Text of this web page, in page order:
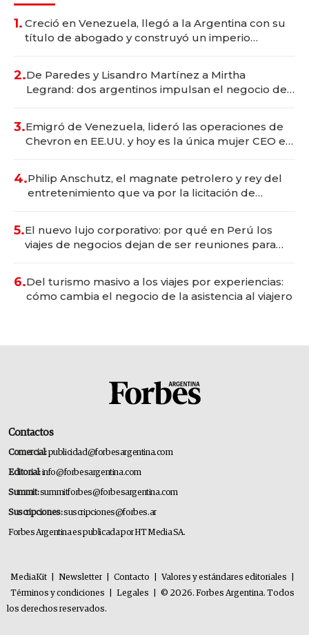
1. Creció en Venezuela, llegó a la Argentina con su
título de abogado y construyó un imperio
2.De Paredes y Lisandro Martínez a Mirtha
Legrand: dos argentinos impulsan el negocio del
3.Emigró de Venezuela, lideró las operaciones de
Chevron en EE.UU. y hoy es la única mujer CEO en
4.Philip Anschutz, el magnate petrolero y rey del
entretenimiento que va por la licitación de
5.El nuevo lujo corporativo: por qué en Perú los
viajes de negocios dejan de ser reuniones para
6.Del turismo masivo a los viajes por experiencias:
cómo cambia el negocio de la asistencia al viajero
Contactos
Comercial:publicidad@forbesargentina.com
Editorial:info@forbesargentina.com
Summit:summitforbes@forbesargentina.com
Suscripciones:suscripciones@forbes.ar
Forbes Argentina es publicada por HT Media SA.
MediaKit Newsletter Contacto Valores y estándares editoriales
Términos y condiciones
Legales
© 2026. Forbes Argentina. Todos
los derechos reservados.